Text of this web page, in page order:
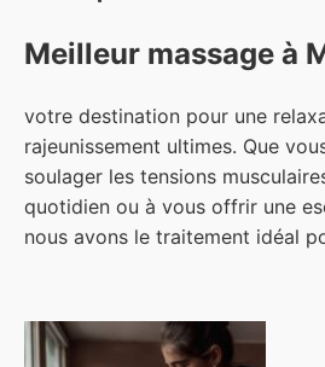
Meilleur massage à
votre destination pour une
rajeunissement ultimes. Que
soulager les tensions
quotidien ou à vous offrir une
nous avons le traitement idéal